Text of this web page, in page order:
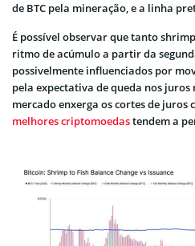
de BTC pela mineração, e a linha
É possível observar que tanto
ritmo de acúmulo a partir da
possivelmente influenciados por
pela expectativa de queda nos juros
mercado enxerga os cortes de juros
melhores criptomoedastendem a